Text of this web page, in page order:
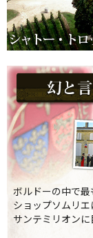
ボルドーの中で
ショップソムリ
サンテミリオンに